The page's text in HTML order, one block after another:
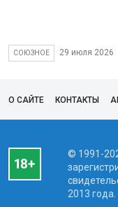
СОЮЗНОЕ 29 июля 2026
О САЙТЕ КОНТАКТЫ
© 1991-
2013 года.